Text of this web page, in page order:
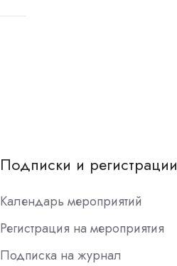
Подписки и регистрации
Календарь мероприятий
Регистрация на мероприятия
Подписка на журнал